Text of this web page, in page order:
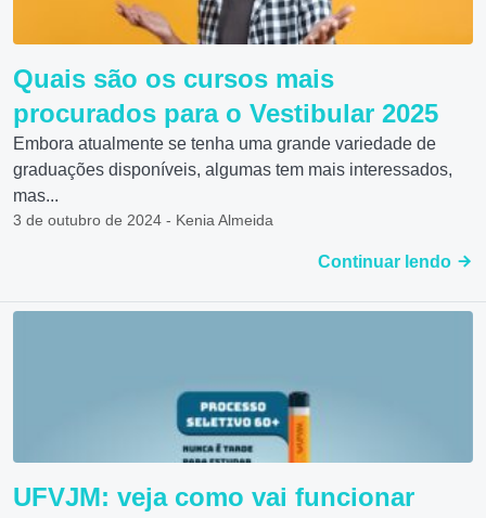
Quais são os cursos mais
procurados para o Vestibular 2025
Embora atualmente se tenha uma grande variedade de
graduações disponíveis, algumas tem mais interessados,
mas...
3 de outubro de 2024 - Kenia Almeida
Continuar lendo
UFVJM: veja como vai funcionar